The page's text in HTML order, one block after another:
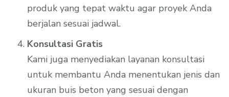
produk yang tepat waktu agar proyek Anda
berjalan sesuai jadwal.
Konsultasi Gratis
Kami juga menyediakan layanan konsultasi
untuk membantu Anda menentukan jenis dan
ukuran buis beton yang sesuai dengan